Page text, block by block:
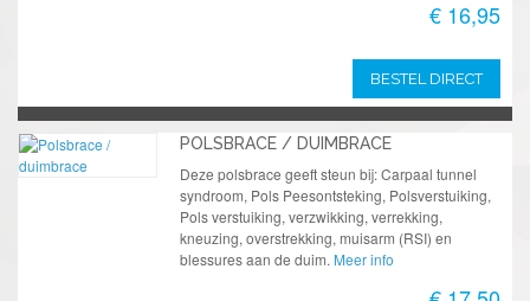
€ 16,95
BESTEL DIRECT
POLSBRACE / DUIMBRACE
Deze polsbrace geeft steun bij: Carpaal tunnel
syndroom, Pols Peesontsteking, Polsverstuiking,
Pols verstuiking, verzwikking, verrekking,
kneuzing, overstrekking, muisarm (RSI) en
blessures aan de duim. Meer info